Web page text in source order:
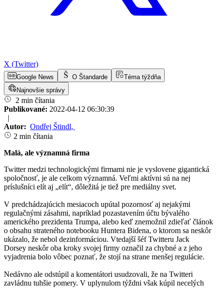
X (Twitter)
Google News O Štandarde
Téma týždňa
Najnovšie správy
2 min čítania
Publikované: 2022-04-12 06:30:39
|
Autor: Ondřej Štindl,
2 min čítania
Malá, ale významná firma
Twitter medzi technologickými firmami nie je vyslovene gigantická
spoločnosť, je ale celkom významná. Veľmi aktívni sú na nej
príslušníci elít aj „elít“, dôležitá je tiež pre mediálny svet.
V predchádzajúcich mesiacoch upútal pozornosť aj nejakými
regulačnými zásahmi, napríklad pozastavením účtu bývalého
amerického prezidenta Trumpa, alebo keď znemožnil zdieľať článok
o obsahu strateného notebooku Huntera Bidena, o ktorom sa neskôr
ukázalo, že nebol dezinformáciou. Vtedajší šéf Twitteru Jack
Dorsey neskôr oba kroky svojej firmy označil za chybné a z jeho
vyjadrenia bolo vôbec poznať, že stojí na strane menšej regulácie.
Nedávno ale odstúpil a komentátori usudzovali, že na Twitteri
zavládnu tuhšie pomery. V uplynulom týždni však kúpil necelých